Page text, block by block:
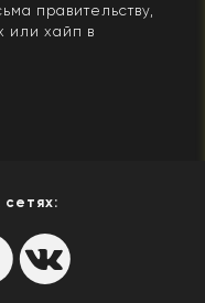
правительству,
или хайп в